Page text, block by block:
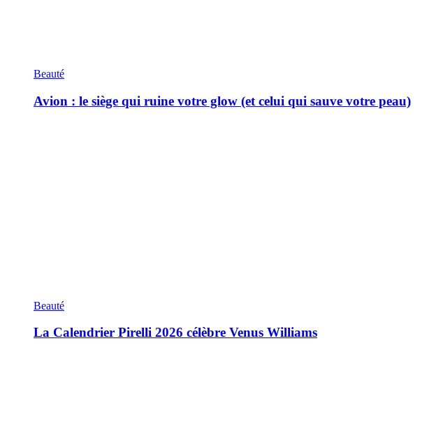
Beauté
Avion : le siège qui ruine votre glow (et celui qui sauve votre peau)
Beauté
La Calendrier Pirelli 2026 célèbre Venus Williams